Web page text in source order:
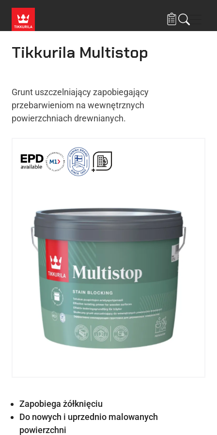
Tikkurila Multistop
Grunt uszczelniający zapobiegający
przebarwieniom na wewnętrznych
powierzchniach drewnianych.
Zapobiega żółknięciu
Do nowych i uprzednio malowanych
powierzchni